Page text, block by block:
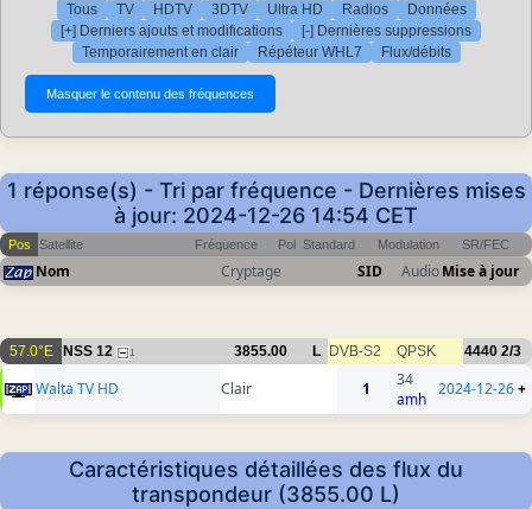
Tous TV HDTV 3DTV Ultra HD Radios
Données
[+] Derniers ajouts et modifications
[-] Dernières suppressions
Temporairement en clair
Répéteur WHL7 Flux/débits
1 réponse(s) - Tri par fréquence - Dernières mises
à jour: 2024-12-26 14:54 CET
Pos Satellite Fréquence Pol Standard Modulation SR/FEC
Nom Cryptage SID AudioMise à jour
57.0°E NSS 12 1 3855.00 L DVB-S2 QPSK 4440 2/3
Walta TV HD Clair 1
34
amh
2024-12-26+
Caractéristiques détaillées des flux du
transpondeur (3855.00 L)